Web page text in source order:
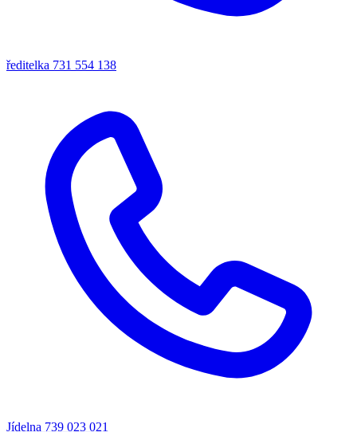
ředitelka 731 554 138
Jídelna 739 023 021